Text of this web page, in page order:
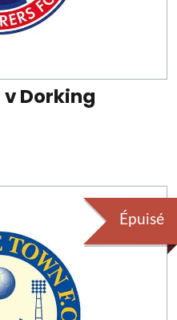
v Dorking
Épuisé